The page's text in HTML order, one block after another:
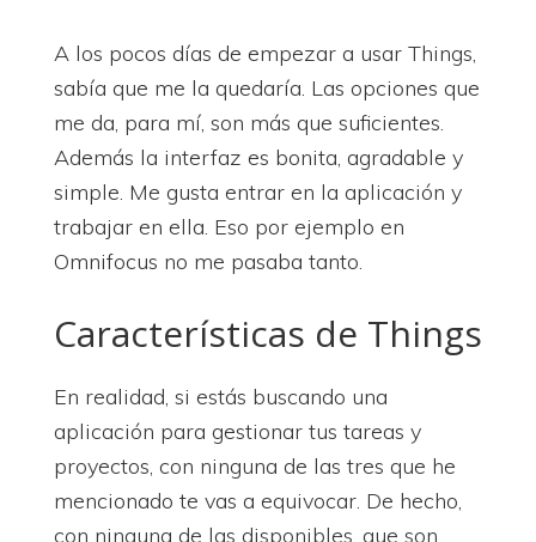
A los pocos días de empezar a usar Things,
sabía que me la quedaría. Las opciones que
me da, para mí, son más que suficientes.
Además la interfaz es bonita, agradable y
simple. Me gusta entrar en la aplicación y
trabajar en ella. Eso por ejemplo en
Omnifocus no me pasaba tanto.
Características de Things
En realidad, si estás buscando una
aplicación para gestionar tus tareas y
proyectos, con ninguna de las tres que he
mencionado te vas a equivocar. De hecho,
con ninguna de las disponibles, que son